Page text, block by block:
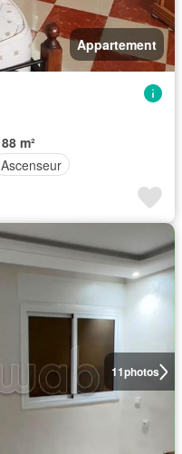
Appartement
88 m²
Ascenseur
11photos